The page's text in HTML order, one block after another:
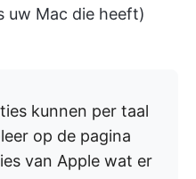
uw Mac die heeft)
kunnen per taal
op de pagina
van Apple wat er